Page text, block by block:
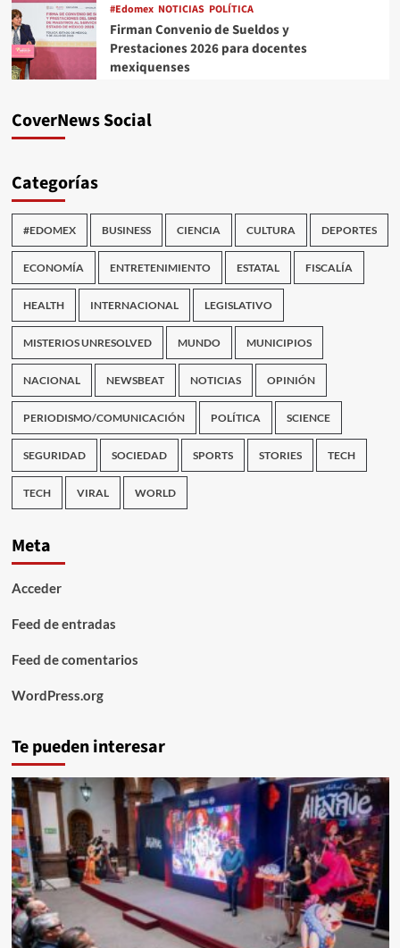
#Edomex NOTICIAS POLÍTICA
Firman Convenio de Sueldos y
Prestaciones 2026 para docentes
mexiquenses
CoverNews Social
Categorías
#EDOMEX BUSINESS CIENCIA CULTURA DEPORTES
ECONOMÍA ENTRETENIMIENTO ESTATAL FISCALÍA
HEALTH INTERNACIONAL LEGISLATIVO
MISTERIOS UNRESOLVED MUNDO MUNICIPIOS
NACIONAL NEWSBEAT NOTICIAS OPINIÓN
PERIODISMO/COMUNICACIÓN POLÍTICA SCIENCE
SEGURIDAD SOCIEDAD SPORTS STORIES TECH
TECH VIRAL WORLD
Meta
Acceder
Feed de entradas
Feed de comentarios
WordPress.org
Te pueden interesar